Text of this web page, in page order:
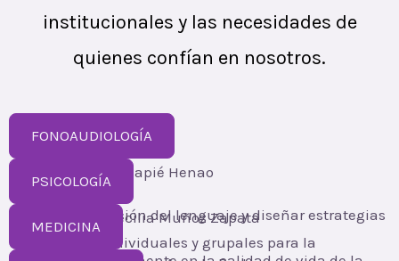
institucionales y las necesidades de
quienes confían en nosotros.
FONOAUDIOLOGÍA
Liliana Hincapié Henao
Realizar evaluación del lenguaje y diseñar estrategias
terapéuticas individuales y grupales para la
PSICOLOGÍA
Claudia Cecilia Muñoz Zapata
MEDICINA